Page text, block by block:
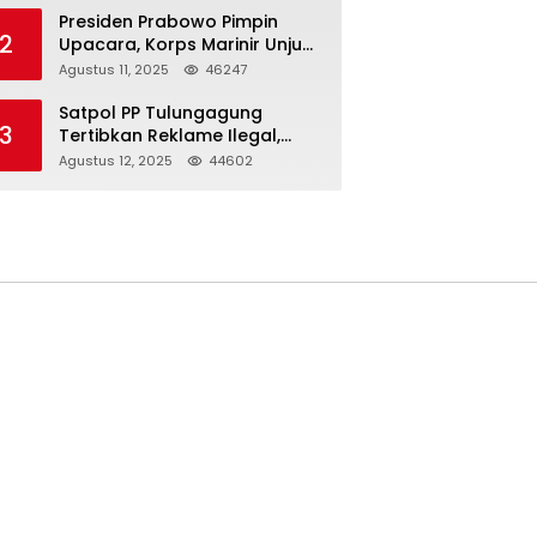
2
Presiden Prabowo Pimpin
Upacara, Korps Marinir Unjuk
Kekuatan dan Resmikan
Agustus 11, 2025 46247
3
Satpol PP Tulungagung
Tertibkan Reklame Ilegal,
Wujudkan Kota yang Rapi
Agustus 12, 2025 44602